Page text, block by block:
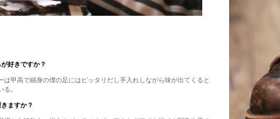
好きですか？
は甲高で細身の僕の足にはピッタリだし手入れしながら味が出てくると
る。
ますか？